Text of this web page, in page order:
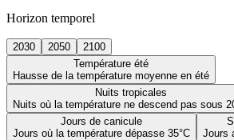
Horizon temporel
2030 2050
2100
Température été
Hausse de la température moyenne en été
Nuits tropicales
Nuits où la température ne descend pas sous
Jours de canicule
Jours où la température dépasse 35°C
Jours